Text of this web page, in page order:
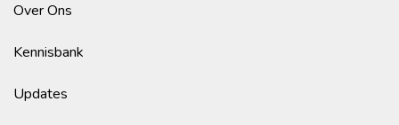
Over Ons
Kennisbank
Updates